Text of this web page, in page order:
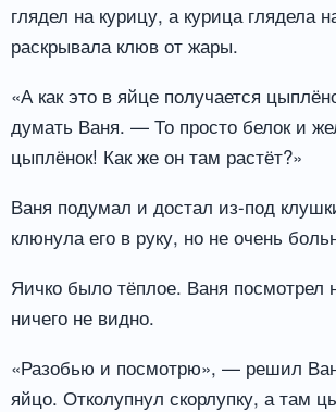
глядел на курицу, а курица глядела
раскрывала клюв от жары.
«А как это в яйце получается
думать Ваня. — То просто белок и
цыплёнок! Как же он там растёт?»
Ваня подумал и достал из-под
клюнула его в руку, но не очень
Яичко было тёплое. Ваня посмотрел
ничего не видно.
«Разобью и посмотрю», — решил
яйцо. Отколупнул скорлупку, а там